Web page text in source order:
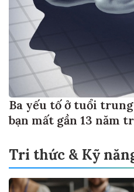
Ba yếu tố ở tuổi
bạn mất gần 13 năm
Tri thức & Kỹ